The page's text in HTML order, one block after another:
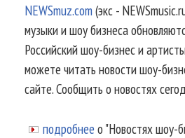
NEWSmuz.com(экс -
музыки и шоу бизнеса
Российский шоу-бизнес и
можете читать новости шоу-
сайте. Сообщить о новостях
подробнее о "Новостях шоу-